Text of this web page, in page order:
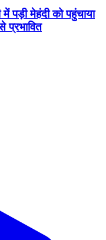
पड़ी मेहंदी को पहुंचाया
प्रभावित